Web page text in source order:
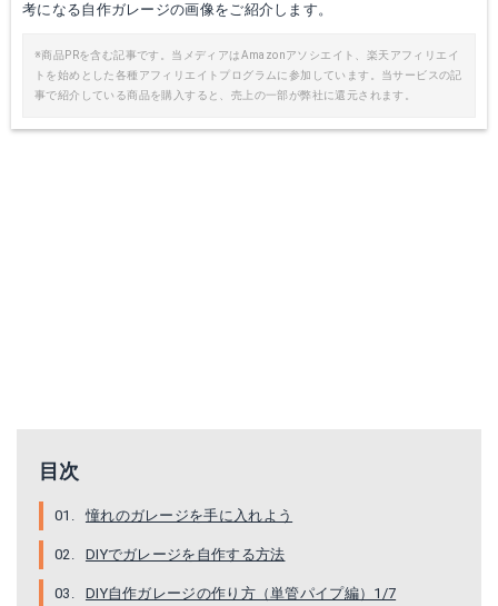
考になる自作ガレージの画像をご紹介します。
※商品PRを含む記事です。当メディアはAmazonアソシエイト、楽天アフィリエイ
トを始めとした各種アフィリエイトプログラムに参加しています。当サービスの記
事で紹介している商品を購入すると、売上の一部が弊社に還元されます。
目次
憧れのガレージを手に入れよう
DIYでガレージを自作する方法
DIY自作ガレージの作り方（単管パイプ編）1/7